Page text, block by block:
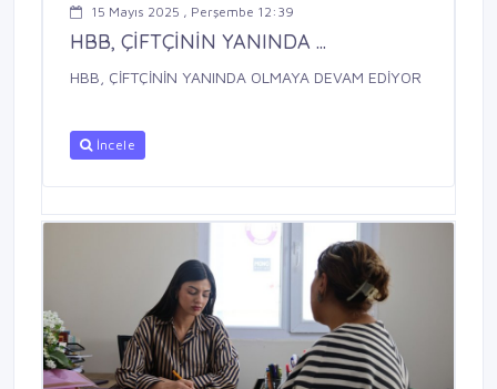
15 Mayıs 2025 , Perşembe 12:39
HBB, ÇİFTÇİNİN YANINDA ...
HBB, ÇİFTÇİNİN YANINDA OLMAYA DEVAM EDİYOR
İncele